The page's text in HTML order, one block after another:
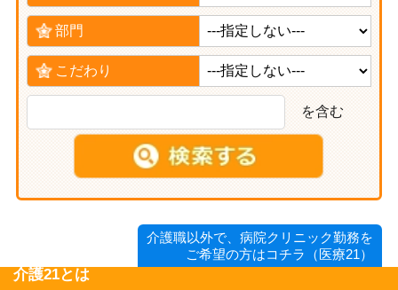
部門
こだわり
を含む
介護職以外で、病院クリニック勤務を
ご希望の方はコチラ（医療21）
介護21とは